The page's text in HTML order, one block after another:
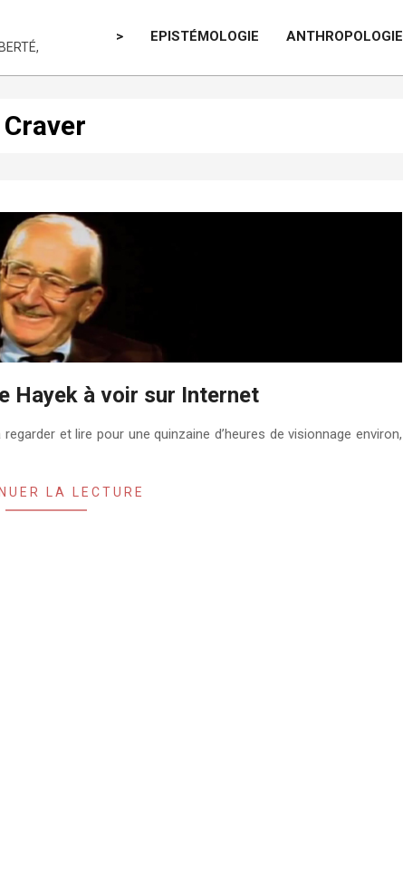
> EPISTÉMOLOGIE ANTHROPOLOGIE
Hayek à voir sur Internet
et lire pour une quinzaine d’heures de visionnage environ,
LA LECTURE